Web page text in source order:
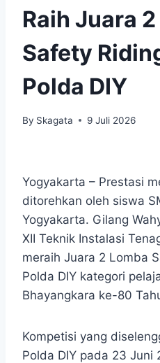
Raih Juara
Safety
Polda DIY
By Skagata 9 Juli 2026
Yogyakarta – Prestasi
ditorehkan oleh siswa
Yogyakarta. Gilang
XII Teknik Instalasi
meraih Juara 2 Lomba
Polda DIY kategori
Bhayangkara ke-80
Kompetisi yang
Polda DIY pada 23